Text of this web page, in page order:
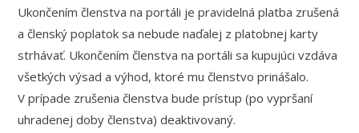
Ukončením členstva na portáli je pravidelná platba zrušená
a členský poplatok sa nebude naďalej z platobnej karty
strhávať. Ukončením členstva na portáli sa kupujúci vzdáva
všetkých výsad a výhod, ktoré mu členstvo prinášalo.
V prípade zrušenia členstva bude prístup (po vypršaní
uhradenej doby členstva) deaktivovaný.